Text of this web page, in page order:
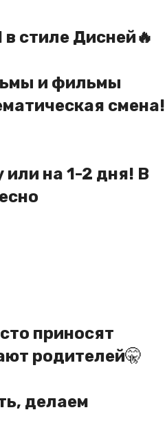
Дисней🔥
и фильмы
смена!
на 1-2 дня! В
приносят
родителей🤫
делаем